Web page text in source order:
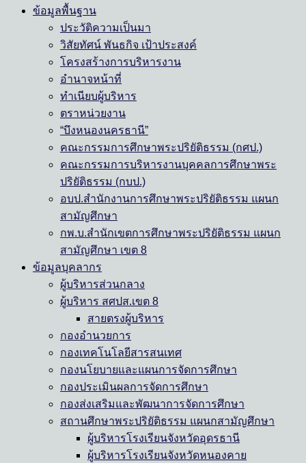
ข้อมูลพื้นฐาน
ประวัติความเป็นมา
วิสัยทัศน์ พันธกิจ เป้าประสงค์
โครงสร้างการบริหารงาน
อำนาจหน้าที่
ทำเนียบผู้บริหาร
ตราหน่วยงาน
“บึงหนองนครธานี”
คณะกรรมการศึกษาพระปริยัติธรรม (กศป.)
คณะกรรมการบริหารงานบุคคลการศึกษาพระ
ปริยัติธรรม (กบป.)
อบป.สำนักงานการศึกษาพระปริยัติธรรม แผนก
สามัญศึกษา
กพ.บ.สำนักเขตการศึกษาพระปริยัติธรรม แผนก
สามัญศึกษา เขต 8
ข้อมูลบุคลากร
ผู้บริหารส่วนกลาง
ผู้บริหาร สศปส.เขต 8
สายตรงผู้บริหาร
กองอำนวยการ
กองเทคโนโลยีสารสนเทศ
กองนโยบายและแผนการจัดการศึกษา
กองประเมินผลการจัดการศึกษา
กองส่งเสริมและพัฒนาการจัดการศึกษา
สถานศึกษาพระปริยัติธรรม แผนกสามัญศึกษา
ผู้บริหารโรงเรียนจังหวัดอุดรธานี
ผู้บริหารโรงเรียนจังหวัดหนองคาย